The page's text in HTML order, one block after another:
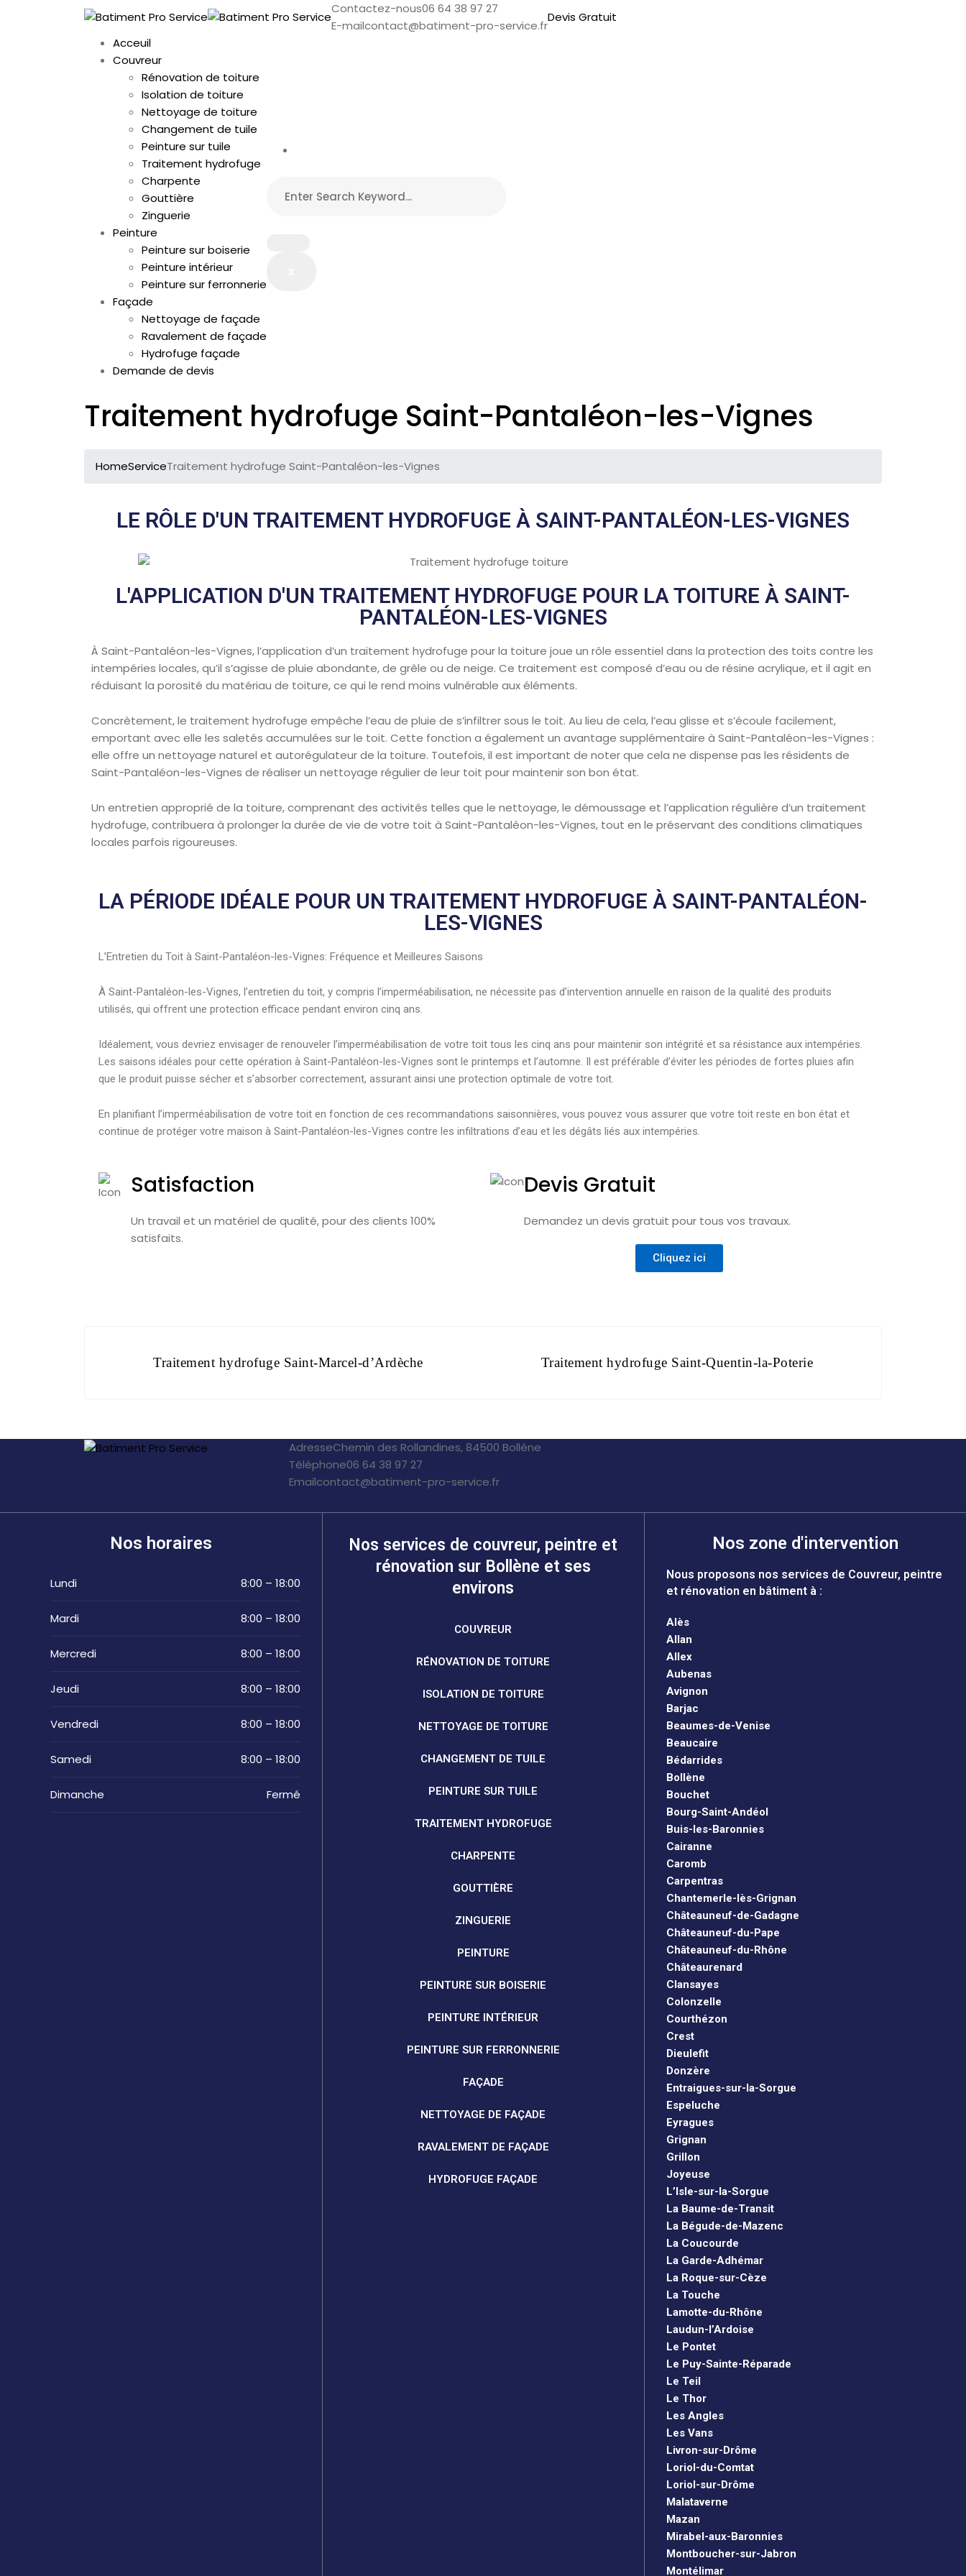
Contactez-nous06 64 38 97 27
E-mailcontact@batiment-pro-service.fr
Devis Gratuit
Acceuil
Couvreur
Rénovation de toiture
Isolation de toiture
Nettoyage de toiture
Changement de tuile
Peinture sur tuile
Traitement hydrofuge
Charpente
Gouttière
Zinguerie
Peinture
Peinture sur boiserie
Peinture intérieur
Peinture sur ferronnerie
Façade
Nettoyage de façade
Ravalement de façade
Hydrofuge façade
Demande de devis
Traitement hydrofuge Saint-Pantaléon-les-Vignes
HomeServiceTraitement hydrofuge Saint-Pantaléon-les-Vignes
LE RÔLE D'UN TRAITEMENT HYDROFUGE À SAINT-PANTALÉON-LES-VIGNES
L'APPLICATION D'UN TRAITEMENT HYDROFUGE POUR LA TOITURE À SAINT-
PANTALÉON-LES-VIGNES
À Saint-Pantaléon-les-Vignes, l’application d’un traitement hydrofuge pour la toiture joue un rôle essentiel dans la protection des toits contre les
intempéries locales, qu’il s’agisse de pluie abondante, de grêle ou de neige. Ce traitement est composé d’eau ou de résine acrylique, et il agit en
réduisant la porosité du matériau de toiture, ce qui le rend moins vulnérable aux éléments.
Concrètement, le traitement hydrofuge empêche l’eau de pluie de s’infiltrer sous le toit. Au lieu de cela, l’eau glisse et s’écoule facilement,
emportant avec elle les saletés accumulées sur le toit. Cette fonction a également un avantage supplémentaire à Saint-Pantaléon-les-Vignes :
elle offre un nettoyage naturel et autorégulateur de la toiture. Toutefois, il est important de noter que cela ne dispense pas les résidents de
Saint-Pantaléon-les-Vignes de réaliser un nettoyage régulier de leur toit pour maintenir son bon état.
Un entretien approprié de la toiture, comprenant des activités telles que le nettoyage, le démoussage et l’application régulière d’un traitement
hydrofuge, contribuera à prolonger la durée de vie de votre toit à Saint-Pantaléon-les-Vignes, tout en le préservant des conditions climatiques
locales parfois rigoureuses.
LA PÉRIODE IDÉALE POUR UN TRAITEMENT HYDROFUGE À SAINT-PANTALÉON-
LES-VIGNES
L’Entretien du Toit à Saint-Pantaléon-les-Vignes: Fréquence et Meilleures Saisons
À Saint-Pantaléon-les-Vignes, l’entretien du toit, y compris l’imperméabilisation, ne nécessite pas d’intervention annuelle en raison de la qualité des produits
utilisés, qui offrent une protection efficace pendant environ cinq ans.
Idéalement, vous devriez envisager de renouveler l’imperméabilisation de votre toit tous les cinq ans pour maintenir son intégrité et sa résistance aux intempéries.
Les saisons idéales pour cette opération à Saint-Pantaléon-les-Vignes sont le printemps et l’automne. Il est préférable d’éviter les périodes de fortes pluies afin
que le produit puisse sécher et s’absorber correctement, assurant ainsi une protection optimale de votre toit.
En planifiant l’imperméabilisation de votre toit en fonction de ces recommandations saisonnières, vous pouvez vous assurer que votre toit reste en bon état et
continue de protéger votre maison à Saint-Pantaléon-les-Vignes contre les infiltrations d’eau et les dégâts liés aux intempéries.
Satisfaction
Un travail et un matériel de qualité, pour des clients 100%
satisfaits.
Devis Gratuit
Demandez un devis gratuit pour tous vos travaux.
Cliquez ici
Traitement hydrofuge Saint-Marcel-d’Ardèche Traitement hydrofuge Saint-Quentin-la-Poterie
AdresseChemin des Rollandines, 84500 Bollène
Téléphone06 64 38 97 27
Emailcontact@batiment-pro-service.fr
Nos horaires
Lundi 8:00 – 18:00
Mardi 8:00 – 18:00
Mercredi 8:00 – 18:00
Jeudi 8:00 – 18:00
Vendredi 8:00 – 18:00
Samedi 8:00 – 18:00
Dimanche Fermé
Nos services de couvreur, peintre et
rénovation sur Bollène et ses
environs
COUVREUR
RÉNOVATION DE TOITURE
ISOLATION DE TOITURE
NETTOYAGE DE TOITURE
CHANGEMENT DE TUILE
PEINTURE SUR TUILE
TRAITEMENT HYDROFUGE
CHARPENTE
GOUTTIÈRE
ZINGUERIE
PEINTURE
PEINTURE SUR BOISERIE
PEINTURE INTÉRIEUR
PEINTURE SUR FERRONNERIE
FAÇADE
NETTOYAGE DE FAÇADE
RAVALEMENT DE FAÇADE
HYDROFUGE FAÇADE
Nos zone d'intervention
Nous proposons nos services de Couvreur, peintre
et rénovation en bâtiment à :
Alès
Allan
Allex
Aubenas
Avignon
Barjac
Beaumes-de-Venise
Beaucaire
Bédarrides
Bollène
Bouchet
Bourg-Saint-Andéol
Buis-les-Baronnies
Cairanne
Caromb
Carpentras
Chantemerle-lès-Grignan
Châteauneuf-de-Gadagne
Châteauneuf-du-Pape
Châteauneuf-du-Rhône
Châteaurenard
Clansayes
Colonzelle
Courthézon
Crest
Dieulefit
Donzère
Entraigues-sur-la-Sorgue
Espeluche
Eyragues
Grignan
Grillon
Joyeuse
L’Isle-sur-la-Sorgue
La Baume-de-Transit
La Bégude-de-Mazenc
La Coucourde
La Garde-Adhémar
La Roque-sur-Cèze
La Touche
Lamotte-du-Rhône
Laudun-l’Ardoise
Le Pontet
Le Puy-Sainte-Réparade
Le Teil
Le Thor
Les Angles
Les Vans
Livron-sur-Drôme
Loriol-du-Comtat
Loriol-sur-Drôme
Malataverne
Mazan
Mirabel-aux-Baronnies
Montboucher-sur-Jabron
Montélimar